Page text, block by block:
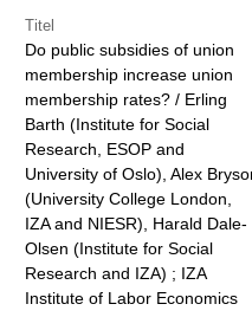
Titel
Do public subsidies of union
membership increase union
membership rates? / Erling
Barth (Institute for Social
Research, ESOP and
University of Oslo), Alex
(University College London,
IZA and NIESR), Harald Dale-
Olsen (Institute for Social
Research and IZA) ; IZA
Institute of Labor Economics